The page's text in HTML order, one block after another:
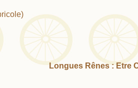
Longues Rênes : Etre